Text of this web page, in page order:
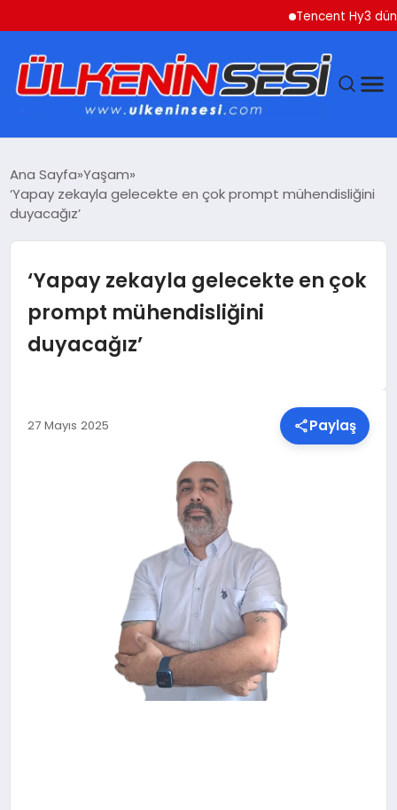
Tencent Hy3 dünya
EKONOMI
MAGAZIN
SAĞLIK
MALATYA HABERLERI
Ana Sayfa Yaşam
‘Yapay zekayla gelecekte en çok prompt mühendisliğini
duyacağız’
‘Yapay zekayla gelecekte en çok
prompt mühendisliğini
duyacağız’
27 Mayıs 2025 Paylaş